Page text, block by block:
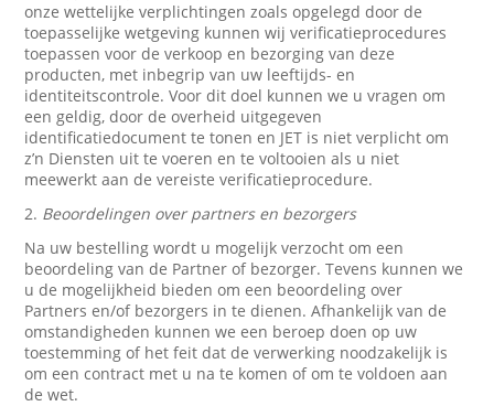
onze wettelijke verplichtingen zoals opgelegd door de
toepasselijke wetgeving kunnen wij verificatieprocedures
toepassen voor de verkoop en bezorging van deze
producten, met inbegrip van uw leeftijds- en
identiteitscontrole. Voor dit doel kunnen we u vragen om
een geldig, door de overheid uitgegeven
identificatiedocument te tonen en JET is niet verplicht om
z’n Diensten uit te voeren en te voltooien als u niet
meewerkt aan de vereiste verificatieprocedure.
2. Beoordelingen over partners en bezorgers
Na uw bestelling wordt u mogelijk verzocht om een
beoordeling van de Partner of bezorger. Tevens kunnen we
u de mogelijkheid bieden om een beoordeling over
Partners en/of bezorgers in te dienen. Afhankelijk van de
omstandigheden kunnen we een beroep doen op uw
toestemming of het feit dat de verwerking noodzakelijk is
om een contract met u na te komen of om te voldoen aan
de wet.